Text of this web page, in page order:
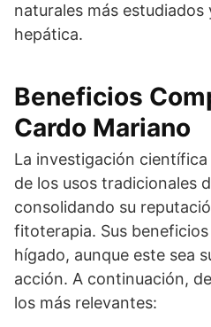
naturales más estudiados
hepática.
Beneficios
Cardo Mariano
La investigación
de los usos tradicionales
consolidando su
fitoterapia. Sus
hígado, aunque este sea
acción. A continuación,
los más relevantes: